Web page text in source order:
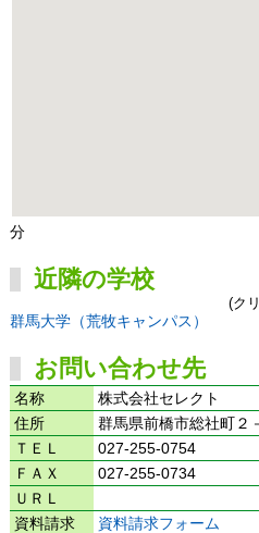
分
近隣の学校
(ク
群馬大学（荒牧キャンパス）
お問い合わせ先
名称
株式会社セレクト
住所
群馬県前橋市総社町２
ＴＥＬ
027-255-0754
ＦＡＸ
027-255-0734
ＵＲＬ
資料請求
資料請求フォーム